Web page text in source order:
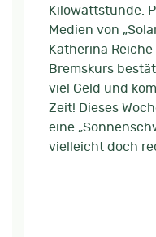
Kilowattstunde.
Medien von
Katherina
Bremskurs
viel Geld und
Zeit! Dieses
eine
vielleicht doch